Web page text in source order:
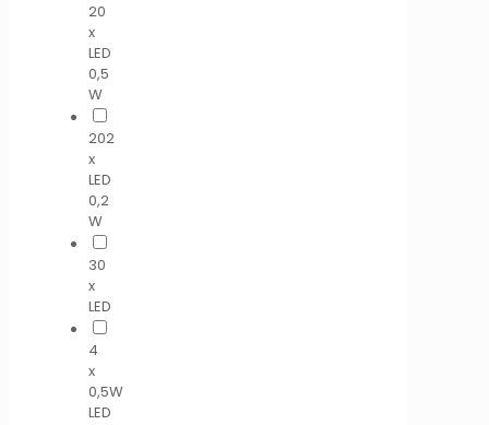
20
x
LED
0,5
W
202
x
LED
0,2
W
30
x
LED
4
x
0,5W
LED